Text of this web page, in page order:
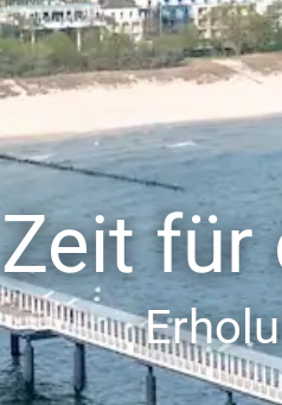
Zeit für